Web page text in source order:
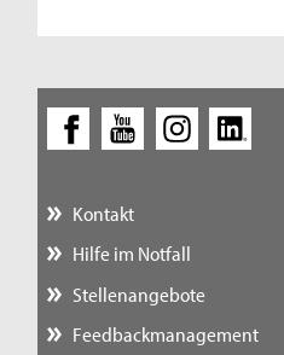
Kontakt
Hilfe im Notfall
Stellenangebote
Feedbackmanagement